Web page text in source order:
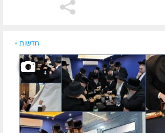
חדשות »